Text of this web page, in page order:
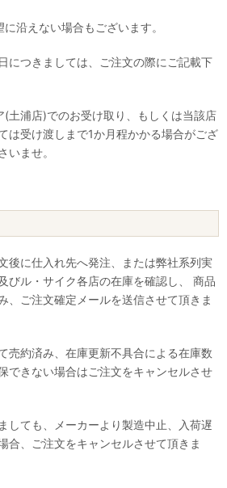
沿えない場合もございます。
につきましては、ご注文の際にご記載下
土浦店)でのお受け取り、もしくは当該店
は受け渡しまで1か月程かかる場合がござ
いませ。
後に仕入れ先へ発注、または弊社系列実
びル・サイク各店の在庫を確認し、 商品
、ご注文確定メールを送信させて頂きま
売約済み、在庫更新不具合による在庫数
できない場合はご注文をキャンセルさせ
しても、メーカーより製造中止、入荷遅
合、ご注文をキャンセルさせて頂きま